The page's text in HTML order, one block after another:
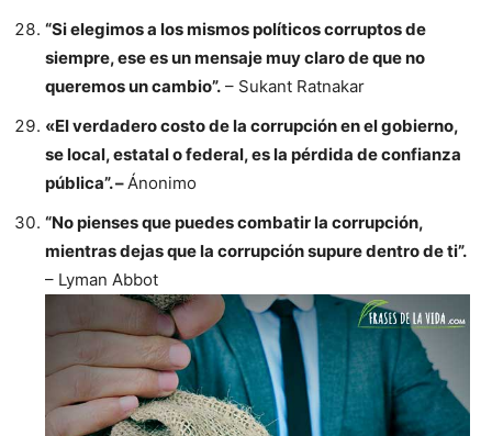
“Si elegimos a los mismos políticos corruptos de
siempre, ese es un mensaje muy claro de que no
queremos un cambio”. – Sukant Ratnakar
«El verdadero costo de la corrupción en el gobierno,
se local, estatal o federal, es la pérdida de confianza
pública”. – Ánonimo
“No pienses que puedes combatir la corrupción,
mientras dejas que la corrupción supure dentro de ti”.
– Lyman Abbot